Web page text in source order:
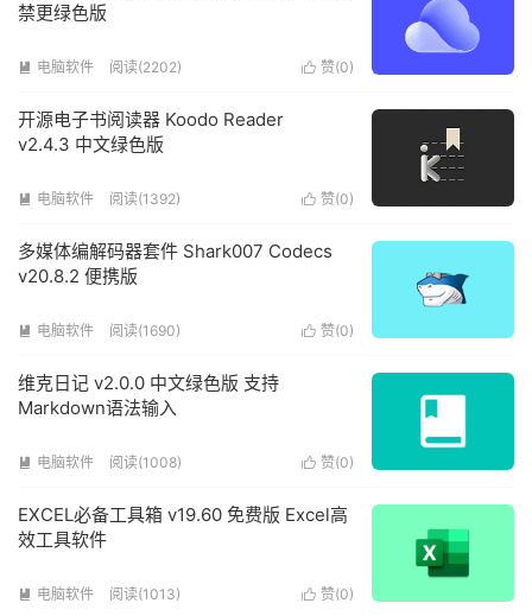
禁更绿色版
 赞(0)
 电脑软件 阅读(2202)
开源电子书阅读器 Koodo Reader
v2.4.3 中文绿色版
 赞(0)
 电脑软件 阅读(1392)
多媒体编解码器套件 Shark007 Codecs
v20.8.2 便携版
 赞(0)
 电脑软件 阅读(1690)
维克日记 v2.0.0 中文绿色版 支持
Markdown语法输入
 赞(0)
 电脑软件 阅读(1008)
EXCEL必备工具箱 v19.60 免费版 Excel高
效工具软件
 赞(0)
 电脑软件 阅读(1013)